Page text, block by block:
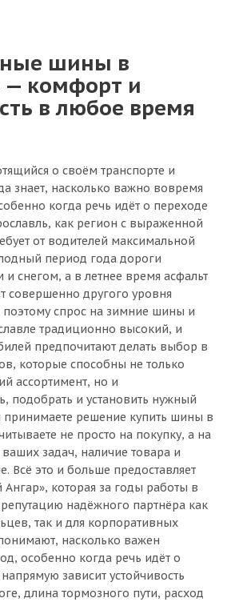
шины в
— комфорт и
в любое время
о своём транспорте и
знает, насколько важно вовремя
когда речь идёт о переходе
как регион с выраженной
от водителей максимальной
период года дороги
снегом, а в летнее время асфальт
совершенно другого уровня
спрос на зимние шины и
традиционно высокий, и
предпочитают делать выбор в
которые способны не только
ассортимент, но и
подобрать и установить нужный
принимаете решение купить шины в
не просто на покупку, а на
задач, наличие товара и
Всё это и больше предоставляет
которая за годы работы в
надёжного партнёра как
так и для корпоративных
насколько важен
особенно когда речь идёт о
зависит устойчивость
длина тормозного пути, расход